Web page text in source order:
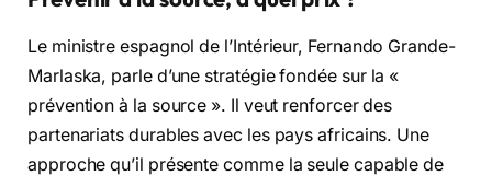
Le ministre espagnol de l’Intérieur, Fernando Grande-
Marlaska, parle d’une stratégie fondée sur la «
prévention à la source ». Il veut renforcer des
partenariats durables avec les pays africains. Une
approche qu’il présente comme la seule capable de